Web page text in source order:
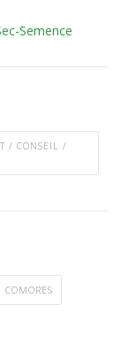
Semence
/ CONSEIL /
COMORES